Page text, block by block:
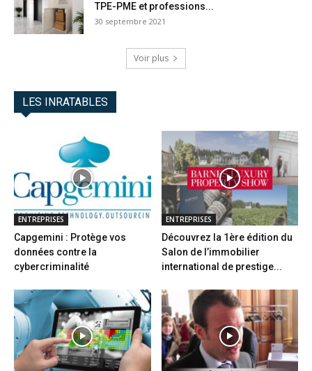
TPE-PME et professions...
30 septembre 2021
Voir plus
LES INRATABLES
ENTREPRISES
Capgemini : Protège vos
données contre la
cybercriminalité
ENTREPRISES
Découvrez la 1ère édition du
Salon de l’immobilier
international de prestige...